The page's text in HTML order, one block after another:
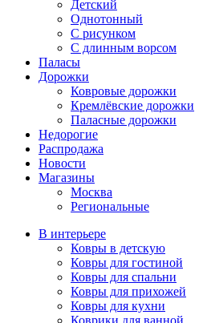
Детский
Однотонный
С рисунком
С длинным ворсом
Паласы
Дорожки
Ковровые дорожки
Кремлёвские дорожки
Паласные дорожки
Недорогие
Распродажа
Новости
Магазины
Москва
Региональные
В интерьере
Ковры в детскую
Ковры для гостиной
Ковры для спальни
Ковры для прихожей
Ковры для кухни
Коврики для ванной